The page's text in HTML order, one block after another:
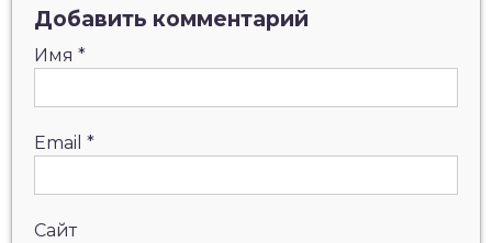
Добавить комментарий
Имя *
Email *
Сайт